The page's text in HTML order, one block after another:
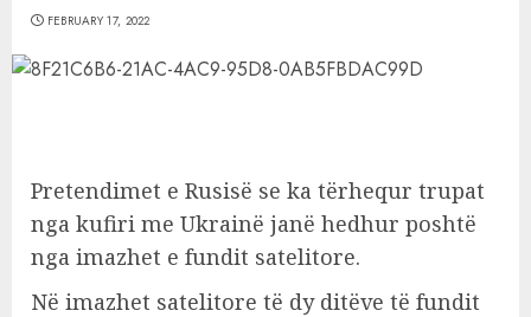
FEBRUARY 17, 2022
Pretendimet e Rusisë se ka tërhequr trupat
nga kufiri me Ukrainë janë hedhur poshtë
nga imazhet e fundit satelitore.
Në imazhet satelitore të dy ditëve të fundit